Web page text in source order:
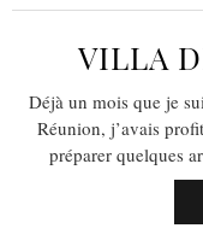
VILLA
Déjà un mois que je
Réunion, j’avais
préparer quelques